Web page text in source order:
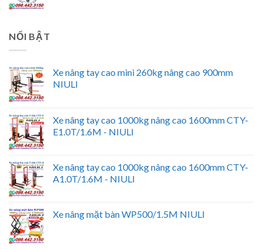
NỔI BẬT
Xe nâng tay cao mini 260kg nâng cao 900mm
NIULI
Xe nâng tay cao 1000kg nâng cao 1600mm CTY-
E1.0T/1.6M - NIULI
Xe nâng tay cao 1000kg nâng cao 1600mm CTY-
A1.0T/1.6M - NIULI
Xe nâng mặt bàn WP500/1.5M NIULI